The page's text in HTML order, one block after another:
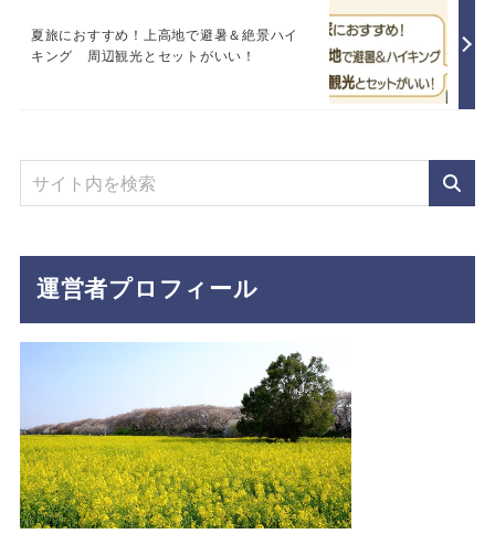
夏旅におすすめ！上高地で避暑＆絶景ハイ
キング 周辺観光とセットがいい！
運営者プロフィール